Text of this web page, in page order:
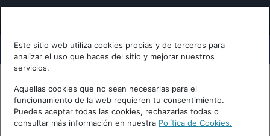
Este sitio web utiliza cookies propias y de terceros para
analizar el uso que haces del sitio y mejorar nuestros
servicios.
Aquellas cookies que no sean necesarias para el
funcionamiento de la web requieren tu consentimiento.
Puedes aceptar todas las cookies, rechazarlas todas o
consultar más información en nuestra Política de Cookies.